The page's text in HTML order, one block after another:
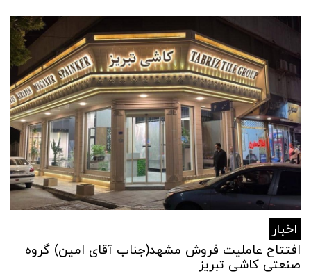
اخبار
افتتاح عاملیت فروش مشهد(جناب آقای امین) گروه
صنعتی کاشی تبریز